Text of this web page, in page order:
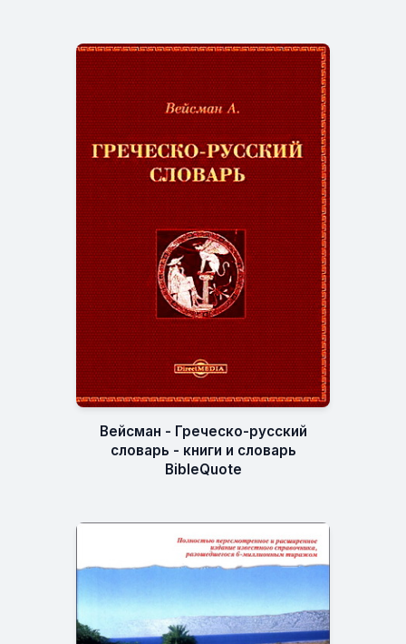
Вейсман - Греческо-русский
словарь - книги и словарь
BibleQuote